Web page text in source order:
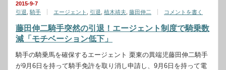
2015-9-7
引退 騎手 エージェント 引退 植木靖夫 藤田伸二 コメントを書く
藤田伸二騎手突然の引退！エージェント制度で騎乗数
減「モチベーション低下」
騎手の騎乗馬を確保するエージェント 栗東の異端児藤田伸二騎手
が9月6日を持って騎手免許を取り消し申請し、9月6日を持って電